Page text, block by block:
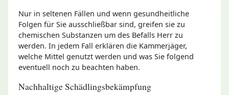
Nur in seltenen Fällen und wenn gesundheitliche
Folgen für Sie ausschließbar sind, greifen sie zu
chemischen Substanzen um des Befalls Herr zu
werden. In jedem Fall erklären die Kammerjäger,
welche Mittel genutzt werden und was Sie folgend
eventuell noch zu beachten haben.
Nachhaltige Schädlingsbekämpfung